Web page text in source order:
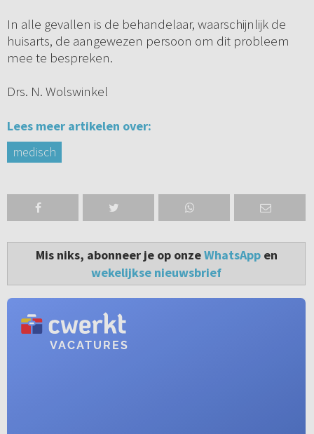
In alle gevallen is de behandelaar, waarschijnlijk de
huisarts, de aangewezen persoon om dit probleem
mee te bespreken.
Drs. N. Wolswinkel
Lees meer artikelen over:
medisch
Mis niks, abonneer je op onzeWhatsAppen
wekelijkse nieuwsbrief